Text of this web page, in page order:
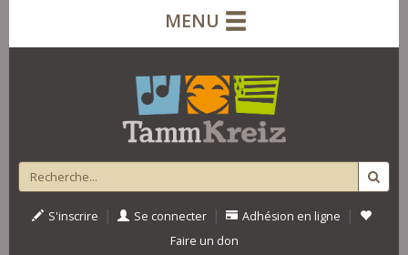
MENU
S'inscrire | Se connecter | Adhésion en ligne |
Faire un don